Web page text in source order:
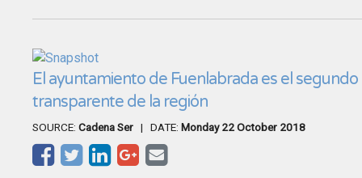
El ayuntamiento de Fuenlabrada es el segundo
transparente de la región
SOURCE: Cadena Ser | DATE: Monday 22 October 2018